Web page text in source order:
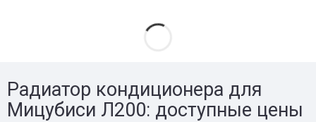
Радиатор кондиционера для
Мицубиси Л200: доступные цены